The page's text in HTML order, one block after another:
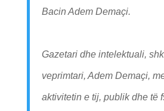
Bacin Adem Demaçi.
Gazetari dhe intelektuali,
veprimtari, Adem Demaçi,
aktivitetin e tij, publik dhe të